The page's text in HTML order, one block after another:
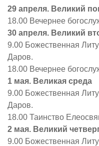
29 апреля. Великий
18.00 Вечернее
30 апреля. Великий
9.00 Божественная
Даров.
18.00 Вечернее
1 мая. Великая среда
9.00 Божественная
Даров.
18.00 Таинство
2 мая. Великий
9.00 Божественная